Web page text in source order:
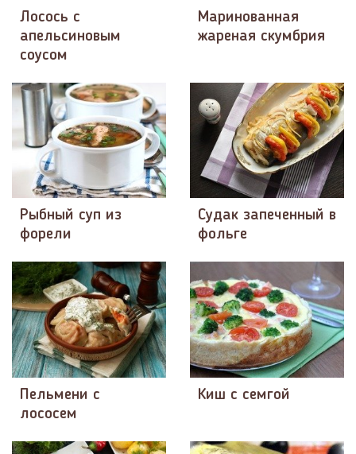
Лосось с
апельсиновым
соусом
Маринованная
жареная скумбрия
Рыбный суп из
форели
Судак запеченный в
фольге
Пельмени с
лососем
Киш с семгой